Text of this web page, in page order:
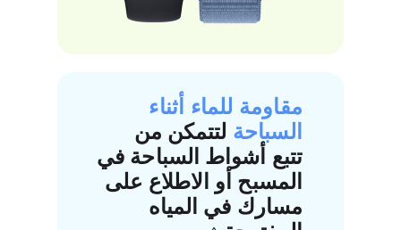
d
i
s
c
l
مقاومة للماء أثناء
السباحة لتتمكن من
تتبع أشواط السباحة في
المسبح أو الاطلاع على
مسارك في المياه